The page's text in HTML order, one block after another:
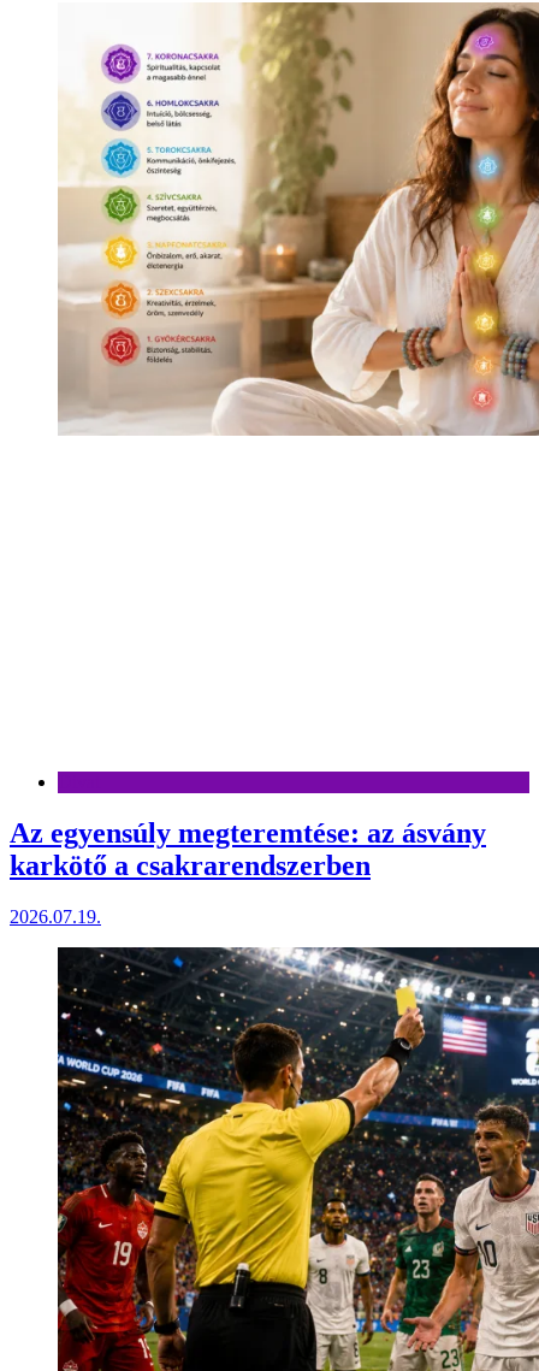
Az egyensúly megteremtése: az ásvány
karkötő a csakrarendszerben
2026.07.19.